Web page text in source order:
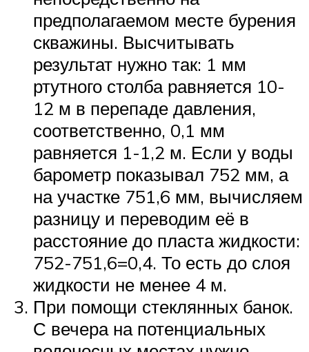
предполагаемом месте бурения
скважины. Высчитывать
результат нужно так: 1 мм
ртутного столба равняется 10-
12 м в перепаде давления,
соответственно, 0,1 мм
равняется 1-1,2 м. Если у воды
барометр показывал 752 мм, а
на участке 751,6 мм, вычисляем
разницу и переводим её в
расстояние до пласта жидкости:
752-751,6=0,4. То есть до слоя
жидкости не менее 4 м.
При помощи стеклянных банок.
С вечера на потенциальных